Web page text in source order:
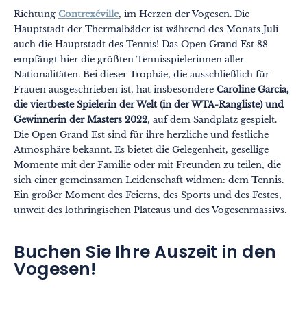
Richtung Contrexéville, im Herzen der Vogesen. Die
Hauptstadt der Thermalbäder ist während des Monats Juli
auch die Hauptstadt des Tennis! Das Open Grand Est 88
empfängt hier die größten Tennisspielerinnen aller
Nationalitäten. Bei dieser Trophäe, die ausschließlich für
Frauen ausgeschrieben ist, hat insbesondere Caroline Garcia,
die viertbeste Spielerin der Welt (in der WTA-Rangliste) und
Gewinnerin der Masters 2022, auf dem Sandplatz gespielt.
Die Open Grand Est sind für ihre herzliche und festliche
Atmosphäre bekannt. Es bietet die Gelegenheit, gesellige
Momente mit der Familie oder mit Freunden zu teilen, die
sich einer gemeinsamen Leidenschaft widmen: dem Tennis.
Ein großer Moment des Feierns, des Sports und des Festes,
unweit des lothringischen Plateaus und des Vogesenmassivs.
Buchen Sie Ihre Auszeit in den
Vogesen!